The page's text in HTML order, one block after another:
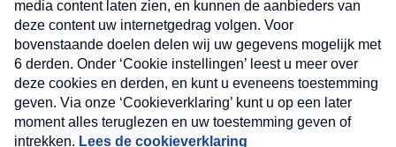
Nieuwsbrief
Neem hier een gratis abonnement op onze
nieuwsbrief. Elke vrijdag- en dinsdagochtend in uw